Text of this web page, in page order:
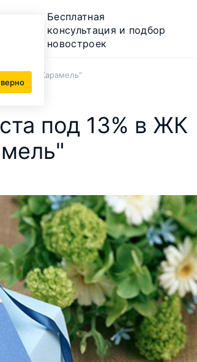
Бесплатная
консультация и подбор
новостроек
и "Карамель"
под 13% в ЖК